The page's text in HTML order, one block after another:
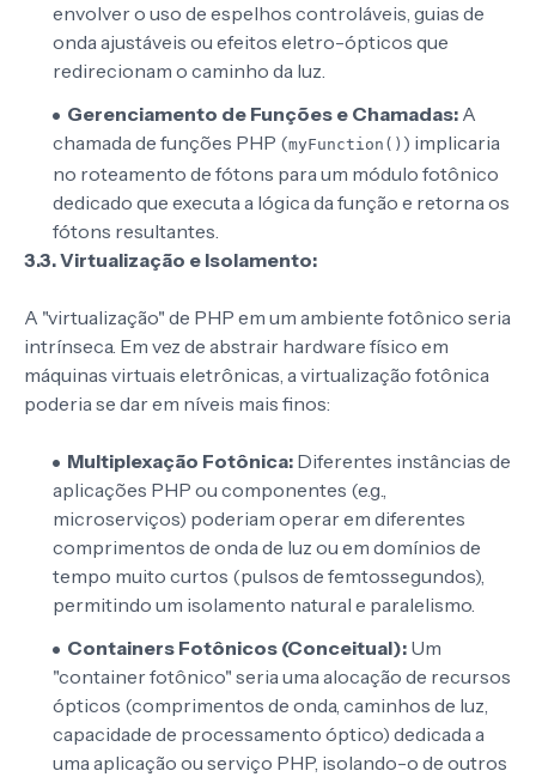
envolver o uso de espelhos controláveis, guias de
onda ajustáveis ou efeitos eletro-ópticos que
redirecionam o caminho da luz.
Gerenciamento de Funções e Chamadas: A
chamada de funções PHP (myFunction() ) implicaria
no roteamento de fótons para um módulo fotônico
dedicado que executa a lógica da função e retorna os
fótons resultantes.
3.3. Virtualização e Isolamento:
A "virtualização" de PHP em um ambiente fotônico seria
intrínseca. Em vez de abstrair hardware físico em
máquinas virtuais eletrônicas, a virtualização fotônica
poderia se dar em níveis mais finos:
Multiplexação Fotônica: Diferentes instâncias de
aplicações PHP ou componentes (e.g.,
microserviços) poderiam operar em diferentes
comprimentos de onda de luz ou em domínios de
tempo muito curtos (pulsos de femtossegundos),
permitindo um isolamento natural e paralelismo.
Containers Fotônicos (Conceitual): Um
"container fotônico" seria uma alocação de recursos
ópticos (comprimentos de onda, caminhos de luz,
capacidade de processamento óptico) dedicada a
uma aplicação ou serviço PHP, isolando-o de outros